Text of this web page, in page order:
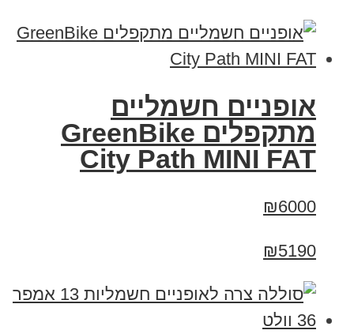
אופניים חשמליים
‏מתקפלים GreenBike
City Path MINI FAT
₪6000
₪5190